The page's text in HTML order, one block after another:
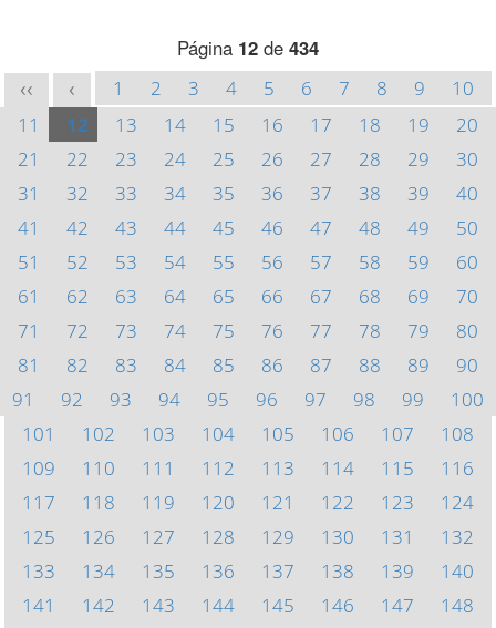
Página 12 de 434
<< < 1 2 3 4 5 6 7 8 9
10
11
12 13 14 15 16 17 18 19
20
21
22 23 24 25 26 27 28 29
30
31
32 33 34 35 36 37 38 39
40
41
42 43 44 45 46 47 48 49
50
51
52 53 54 55 56 57 58 59
60
61
62 63 64 65 66 67 68 69
70
71
72 73 74 75 76 77 78 79
80
81
82 83 84 85 86 87 88 89
90
91
92 93 94 95 96 97 98 99
100
101
102 103 104 105 106 107
108
109
110 111 112 113 114 115
116
117
118 119 120 121 122 123
124
125
126 127 128 129 130 131
132
133
134 135 136 137 138 139
140
141
142 143 144 145 146 147
148